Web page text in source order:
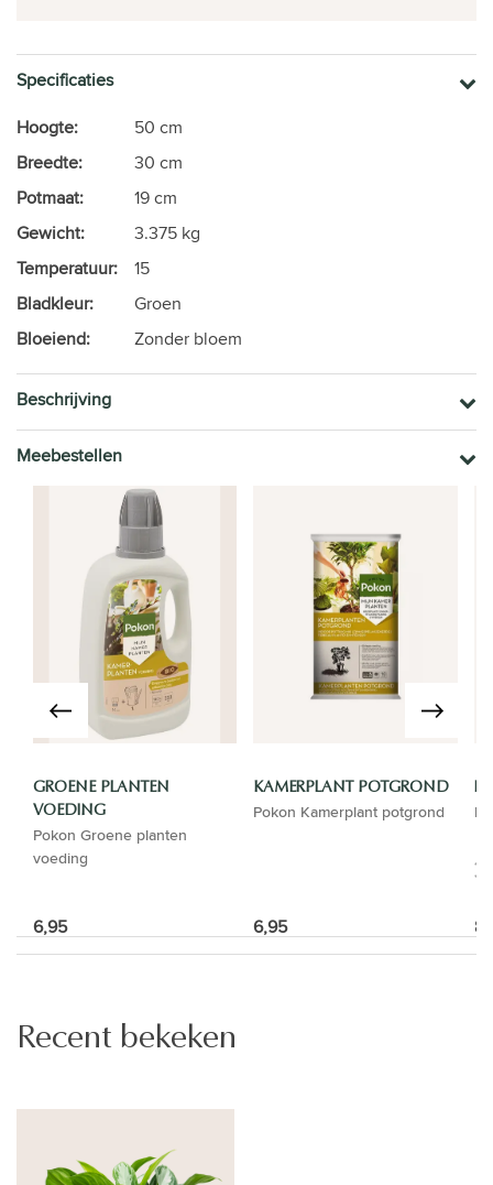
Specificaties
Hoogte:
50 cm
Breedte:
30 cm
Potmaat:
19 cm
Gewicht:
3.375 kg
Temperatuur:
15
Bladkleur:
Groen
Bloeiend:
Zonder bloem
Beschrijving
Meebestellen
GROENE PLANTEN
VOEDING
Pokon Groene planten
voeding
6,95
KAMERPLANT POTGROND
Pokon Kamerplant potgrond
6,95
Recent bekeken